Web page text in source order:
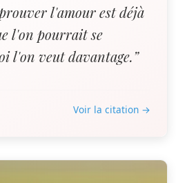
l'amour est déjà
l'on pourrait se
l'on veut davantage.”
Voir la citation →